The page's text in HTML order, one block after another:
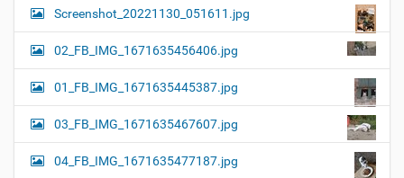
Screenshot_20221130_051611.jpg
02_FB_IMG_1671635456406.jpg
01_FB_IMG_1671635445387.jpg
03_FB_IMG_1671635467607.jpg
04_FB_IMG_1671635477187.jpg